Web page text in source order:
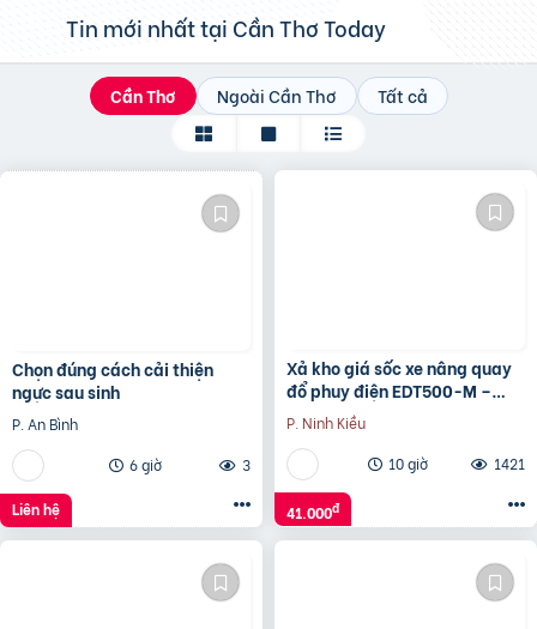
Tin mới nhất tại Cần ThơToday
Cần Thơ Ngoài Cần Thơ Tất cả
Chọn đúng cách cải thiện
ngực sau sinh
P. An Bình
6 giờ
3
Liên hệ
Xả kho giá sốc xe nâng quay
đổ phuy điện EDT500-M –
500kg nâng cao 1.6 mét
P. Ninh Kiều
10 giờ
1421
41.000đ